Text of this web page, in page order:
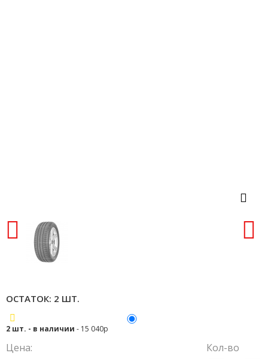
ОСТАТОК: 2 ШТ.
2 шт. - в наличии - 15 040р
Цена: Кол-во